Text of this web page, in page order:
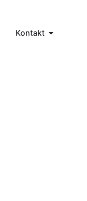
Kontakt